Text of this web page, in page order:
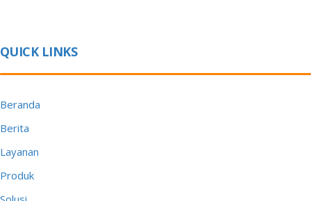
QUICK LINKS
Beranda
Berita
Layanan
Produk